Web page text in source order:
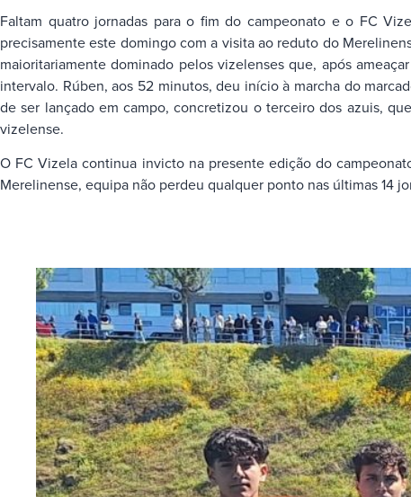
Faltam quatro jornadas para o fim do campeonato e o FC
precisamente este domingo com a visita ao reduto do
maioritariamente dominado pelos vizelenses que, após
intervalo. Rúben, aos 52 minutos, deu início à marcha do
de ser lançado em campo, concretizou o terceiro dos azuis,
vizelense.
O FC Vizela continua invicto na presente edição do
Merelinense, equipa não perdeu qualquer ponto nas últimas 14